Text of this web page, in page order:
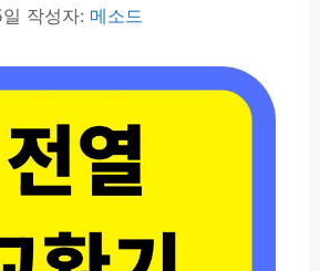
작성자: 메소드